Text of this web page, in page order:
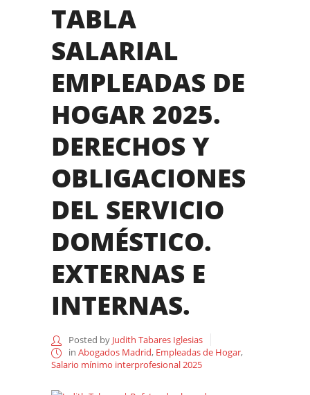
TABLA
SALARIAL
EMPLEADAS DE
HOGAR 2025.
DERECHOS Y
OBLIGACIONES
DEL SERVICIO
DOMÉSTICO.
EXTERNAS E
INTERNAS.
Posted by Judith Tabares Iglesias
in Abogados Madrid, Empleadas de Hogar,
Salario mínimo interprofesional 2025